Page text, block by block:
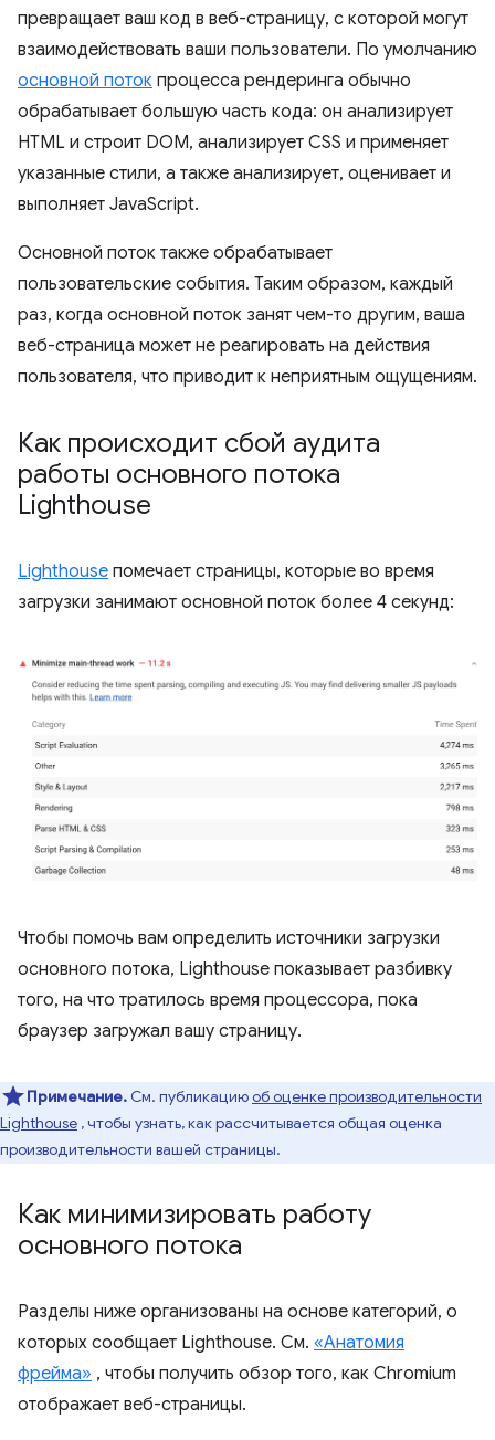
превращает ваш код в веб-страницу, с которой могут
взаимодействовать ваши пользователи. По умолчанию
основной поток процесса рендеринга обычно
обрабатывает большую часть кода: он анализирует
HTML и строит DOM, анализирует CSS и применяет
указанные стили, а также анализирует, оценивает и
выполняет JavaScript.
Основной поток также обрабатывает
пользовательские события. Таким образом, каждый
раз, когда основной поток занят чем-то другим, ваша
веб-страница может не реагировать на действия
пользователя, что приводит к неприятным ощущениям.
Как происходит сбой аудита
работы основного потока
Lighthouse
Lighthouse помечает страницы, которые во время
загрузки занимают основной поток более 4 секунд:
Чтобы помочь вам определить источники загрузки
основного потока, Lighthouse показывает разбивку
того, на что тратилось время процессора, пока
браузер загружал вашу страницу.
Примечание. См. публикациюоб оценке производительности
Lighthouse , чтобы узнать, как рассчитывается общая оценка
производительности вашей страницы.
Как минимизировать работу
основного потока
Разделы ниже организованы на основе категорий, о
которых сообщает Lighthouse. См. «Анатомия
фрейма» , чтобы получить обзор того, как Chromium
отображает веб-страницы.